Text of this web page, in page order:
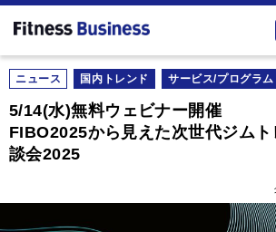
ニュース 国内トレンド サービス/プログラム
5/14(水)無料ウェビナー開催
FIBO2025から見えた次世代ジム
談会2025